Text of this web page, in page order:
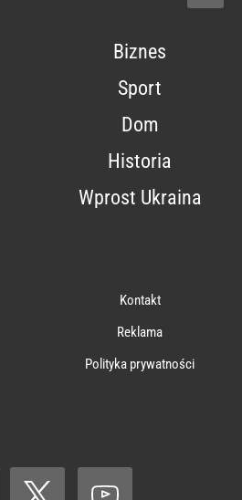
Biznes
Sport
Dom
Historia
Wprost Ukraina
Kontakt
Reklama
Polityka prywatności